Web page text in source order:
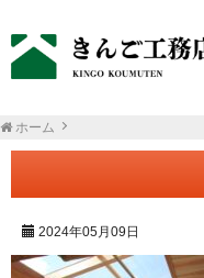
ホーム
2024年05月09日